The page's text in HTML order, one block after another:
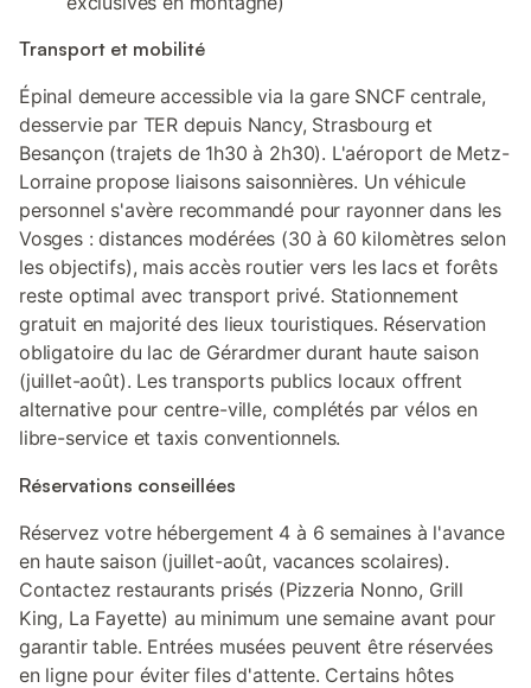
Transport et mobilité
Épinal demeure accessible via la gare SNCF centrale,
desservie par TER depuis Nancy, Strasbourg et
Besançon (trajets de 1h30 à 2h30). L'aéroport de Metz-
Lorraine propose liaisons saisonnières. Un véhicule
personnel s'avère recommandé pour rayonner dans les
Vosges : distances modérées (30 à 60 kilomètres selon
les objectifs), mais accès routier vers les lacs et forêts
reste optimal avec transport privé. Stationnement
gratuit en majorité des lieux touristiques. Réservation
obligatoire du lac de Gérardmer durant haute saison
(juillet-août). Les transports publics locaux offrent
alternative pour centre-ville, complétés par vélos en
libre-service et taxis conventionnels.
Réservations conseillées
Réservez votre hébergement 4 à 6 semaines à l'avance
en haute saison (juillet-août, vacances scolaires).
Contactez restaurants prisés (Pizzeria Nonno, Grill
King, La Fayette) au minimum une semaine avant pour
garantir table. Entrées musées peuvent être réservées
en ligne pour éviter files d'attente. Certains hôtes